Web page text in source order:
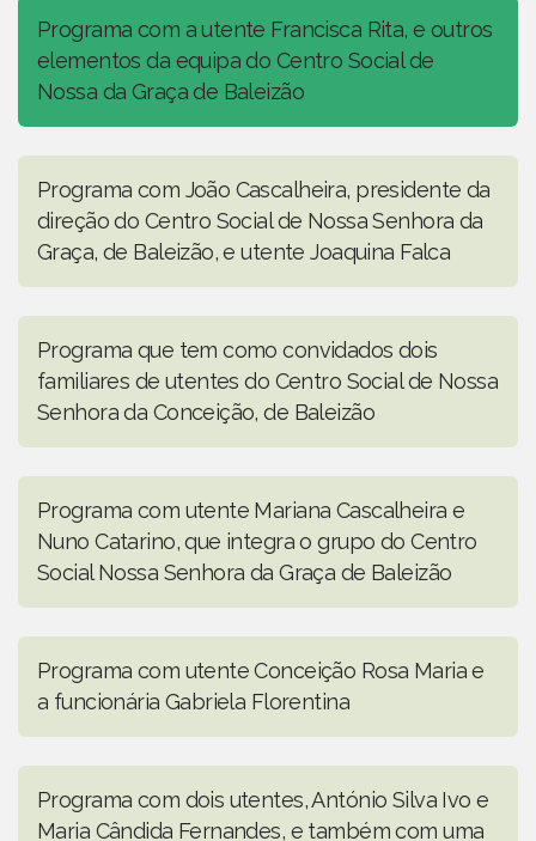
Programa com a utente Francisca Rita, e outros
elementos da equipa do Centro Social de
Nossa da Graça de Baleizão
Programa com João Cascalheira, presidente da
direção do Centro Social de Nossa Senhora da
Graça, de Baleizão, e utente Joaquina Falca
Programa que tem como convidados dois
familiares de utentes do Centro Social de Nossa
Senhora da Conceição, de Baleizão
Programa com utente Mariana Cascalheira e
Nuno Catarino, que integra o grupo do Centro
Social Nossa Senhora da Graça de Baleizão
Programa com utente Conceição Rosa Maria e
a funcionária Gabriela Florentina
Programa com dois utentes, António Silva Ivo e
Maria Cândida Fernandes, e também com uma